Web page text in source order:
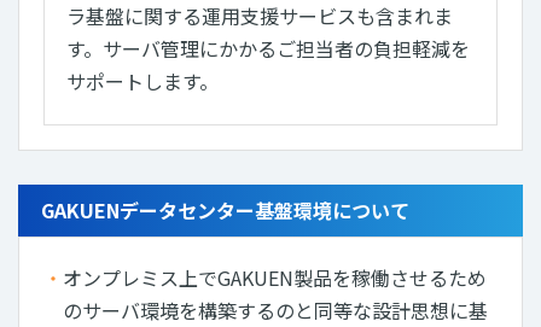
ラ基盤に関する運用支援サービスも含まれま
す。サーバ管理にかかるご担当者の負担軽減を
サポートします。
GAKUENデータセンター基盤環境について
オンプレミス上でGAKUEN製品を稼働させるため
のサーバ環境を構築するのと同等な設計思想に基